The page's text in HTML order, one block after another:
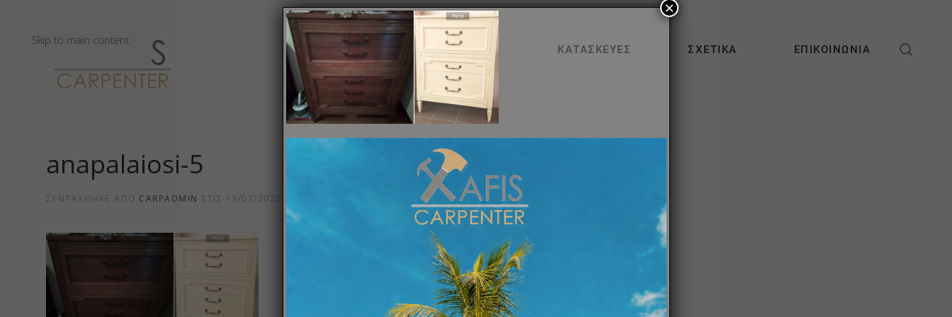
Skip to main content
ΑΡΧΙΚΉ ΥΠΗΡΕΣΊΕΣ ΚΑΤΑΣΚΕΥΈΣ ΣΧΕΤΙΚΆ ΕΠΙΚΟΙΝΩΝΊΑ
anapalaiosi-5
ΣΥΝΤΆΧΘΗΚΕ ΑΠΌ CARPADMIN ΣΤΙΣ 13/07/2020
×